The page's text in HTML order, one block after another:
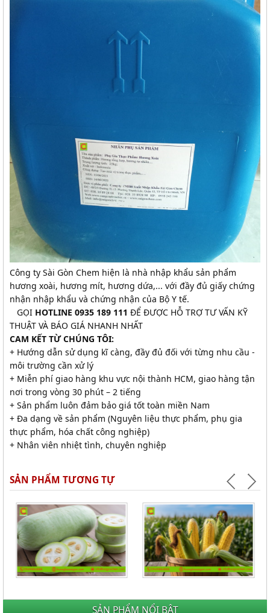
SẢN PHẨM NỔI BẬT
Công ty Sài Gòn Chem hiện là nhà nhập khẩu sản phẩm
hương xoài, hương mít, hương dứa,... với đầy đủ giấy chứng
nhận nhập khẩu và chứng nhận của Bộ Y tế.
GỌI HOTLINE 0935 189 111 ĐỂ ĐƯỢC HỖ TRỢ TƯ VẤN KỸ
THUẬT VÀ BÁO GIÁ NHANH NHẤT
CAM KẾT TỪ CHÚNG TÔI:
+ Hướng dẫn sử dụng kĩ càng, đầy đủ đối với từng nhu cầu -
môi trường cần xử lý
+ Miễn phí giao hàng khu vực nội thành HCM, giao hàng tận
nơi trong vòng 30 phút – 2 tiếng
+ Sản phẩm luôn đảm bảo giá tốt toàn miền Nam
+ Đa dạng về sản phẩm (Nguyên liệu thực phẩm, phụ gia
thực phẩm, hóa chất công nghiệp)
+ Nhân viên nhiệt tình, chuyên nghiệp
SẢN PHẨM TƯƠNG TỰ